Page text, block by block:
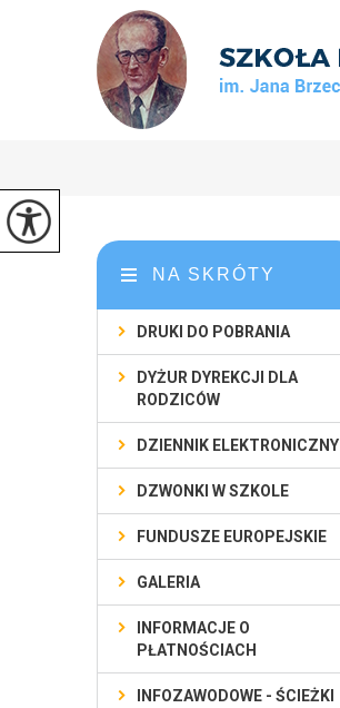
NA SKRÓTY
DRUKI DO POBRANIA
DYŻUR DYREKCJI DLA
RODZICÓW
DZIENNIK ELEKTRONICZNY
DZWONKI W SZKOLE
FUNDUSZE EUROPEJSKIE
GALERIA
INFORMACJE O
PŁATNOŚCIACH
INFOZAWODOWE - ŚCIEŻKI